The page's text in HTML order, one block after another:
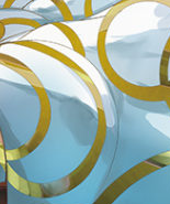
デ
ュ
ル・
マ
ス
タ
ー
バ
ケ
ノ
カ
ワ
禁
書
マ
ン
シ
ン
グ
サ
ガ
リ・